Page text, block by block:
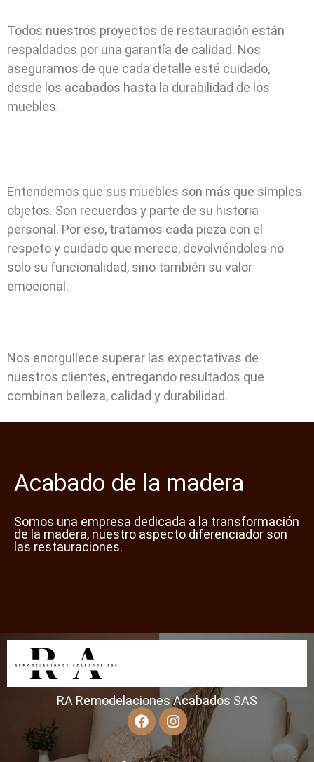
Todos nuestros proyectos de restauración están
respaldados por una garantía de calidad. Nos
aseguramos de que cada detalle esté cuidado,
desde los acabados hasta la durabilidad de los
muebles.
Entendemos que sus muebles son más que simples
objetos. Son recuerdos y parte de su historia
personal. Por eso, tratamos cada pieza con el
respeto y cuidado que merece, devolviéndoles no
solo su funcionalidad, sino también su valor
emocional.
Nos enorgullece superar las expectativas de
nuestros clientes, entregando resultados que
combinan belleza, calidad y durabilidad.
Acabado de la madera
Somos una empresa dedicada a la transformación
de la madera, nuestro aspecto diferenciador son
las restauraciones.
RA Remodelaciones Acabados SAS